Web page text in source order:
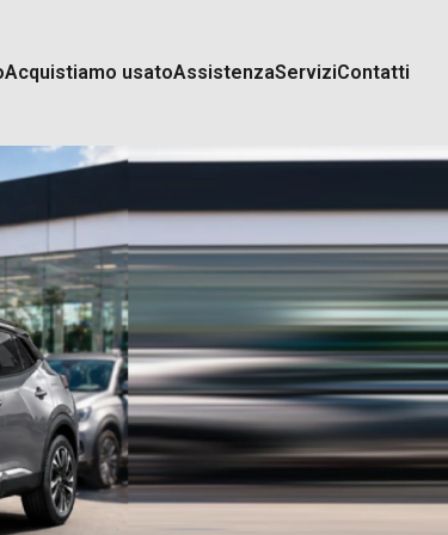
Acquistiamo usatoAssistenzaServiziContatti